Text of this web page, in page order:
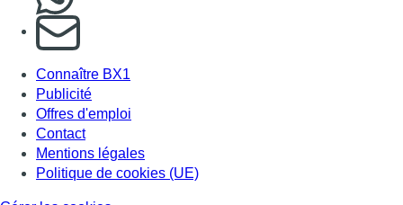
S'abonner à notre newsletter
Connaître BX1
Publicité
Offres d'emploi
Contact
Mentions légales
Politique de cookies (UE)